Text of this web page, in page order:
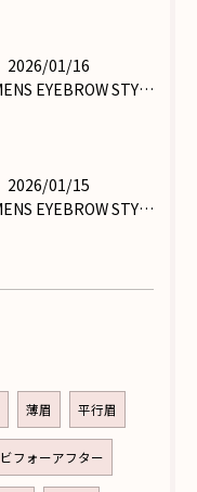
2026/01/16
MENS EYEBROW STYLE_PART.Ⅶ
2026/01/15
MENS EYEBROW STYLE_PART.Ⅵ
薄眉 平行眉
ビフォーアフター